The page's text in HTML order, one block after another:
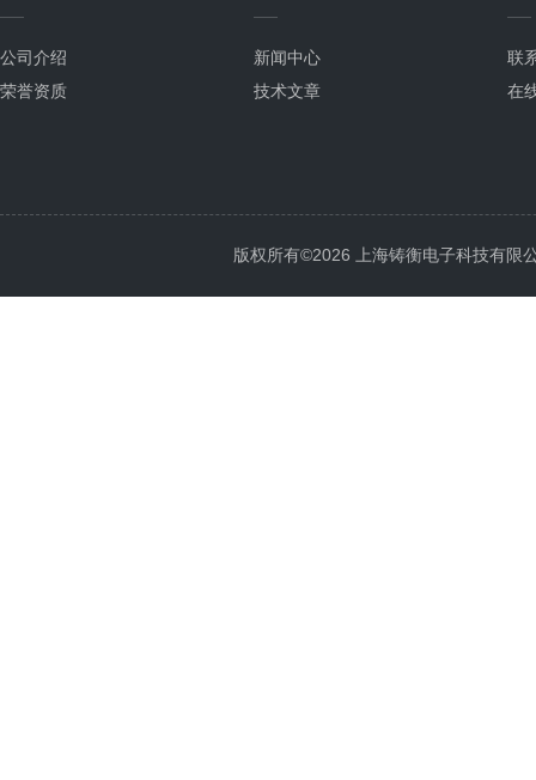
公司介绍
荣誉资质
新闻中心
技术文章
联
在
版权所有©2026 上海铸衡电子科技有